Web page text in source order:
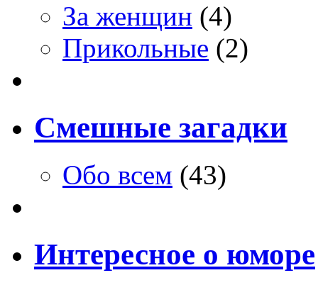
За женщин (4)
Прикольные (2)
Смешные загадки
Обо всем (43)
Интересное о юморе